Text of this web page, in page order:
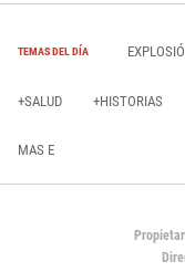
TEMAS DEL DÍA
+SALUD +HISTORIAS
MAS E